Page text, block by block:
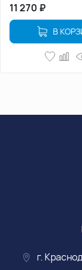
11 270 ₽
В
г.